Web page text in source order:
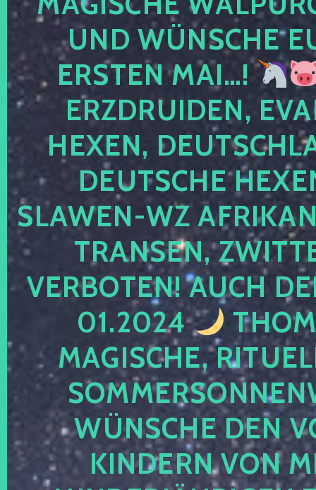
UND WÜNSCHE
ERSTEN MAI…!
ERZDRUIDEN,
HEXEN,
DEUTSCHE
SLAWEN-WZ
TRANSEN,
VERBOTEN! AUCH
01.2024
MAGISCHE,
WÜNSCHE DEN
KINDERN VON